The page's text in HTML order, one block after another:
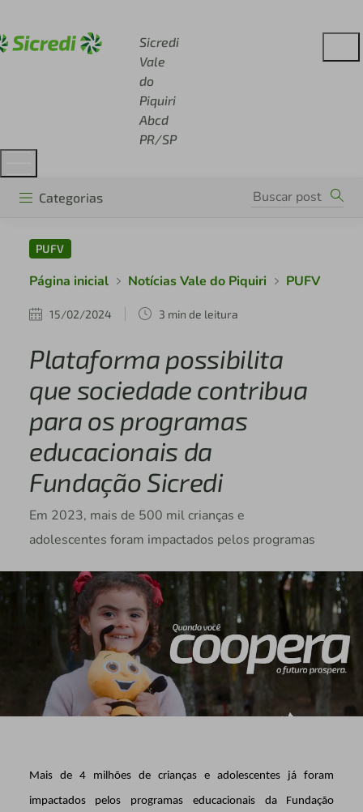
Sicredi
Vale
do
Piquiri
Abcd
PR/SP
Categorias
PUFV
Página inicial Notícias Vale do Piquiri PUFV
15/02/2024 3 min de leitura
Plataforma possibilita
que sociedade contribua
para os programas
educacionais da
Fundação Sicredi
Em 2023, mais de 500 mil crianças e
adolescentes foram impactados pelos programas
Mais de 4 milhões de crianças e adolescentes já foram
impactados pelos programas educacionais da Fundação